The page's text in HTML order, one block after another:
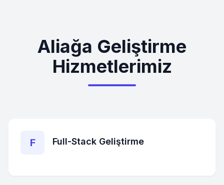
Aliağa Geliştirme
Hizmetlerimiz
F Full-Stack Geliştirme